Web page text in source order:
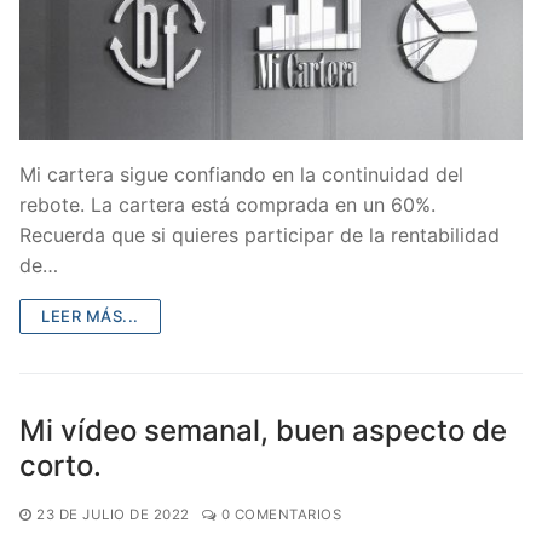
Mi cartera sigue confiando en la continuidad del
rebote. La cartera está comprada en un 60%.
Recuerda que si quieres participar de la rentabilidad
de…
LEER MÁS...
Mi vídeo semanal, buen aspecto de
corto.
23 DE JULIO DE 2022 0 COMENTARIOS